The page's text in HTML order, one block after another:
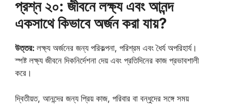
প্রশ্ন ২০: জীবনে লক্ষ্য এবং আনন্দ
একসাথে কিভাবে অর্জন করা যায়?
উত্তর: লক্ষ্য অর্জনের জন্য পরিকল্পনা, পরিশ্রম এবং ধৈর্য অপরিহার্য।
স্পষ্ট লক্ষ্য জীবনে দিকনির্দেশনা দেয় এবং প্রতিদিনের কাজ প্রভাবশালী
করে।
দ্বিতীয়ত, আনন্দের জন্য প্রিয় কাজ, পরিবার বা বন্ধুদের সঙ্গে সময়